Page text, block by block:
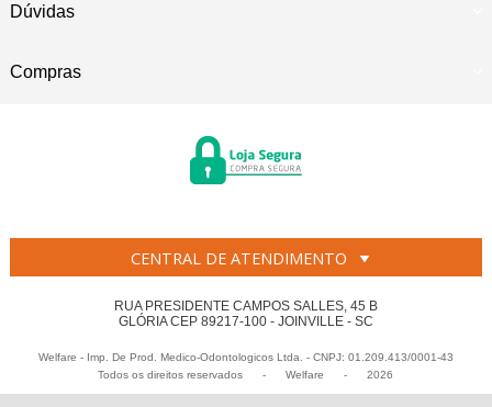
Dúvidas
Compras
CENTRAL DE ATENDIMENTO
RUA PRESIDENTE CAMPOS SALLES, 45 B
GLÓRIA CEP 89217-100 - JOINVILLE - SC
Welfare - Imp. De Prod. Medico-Odontologicos Ltda. - CNPJ: 01.209.413/0001-43
Todos os direitos reservados
- Welfare - 2026